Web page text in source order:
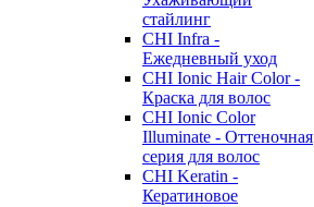
стайлинг
CHI Infra -
Ежедневный уход
CHI Ionic Hair Color -
Краска для волос
CHI Ionic Color
Illuminate - Оттеночная
серия для волос
CHI Keratin -
Кератиновое